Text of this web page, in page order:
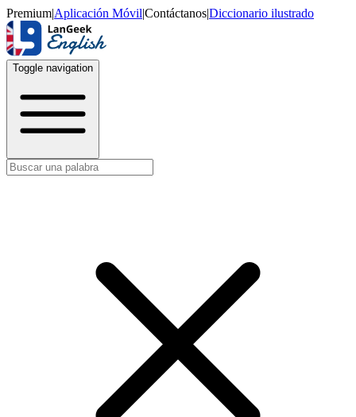
Premium|Aplicación Móvil|Contáctanos|Diccionario ilustrado
Toggle navigation